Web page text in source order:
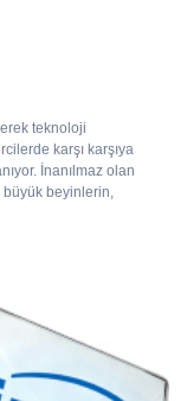
teknoloji
karşı karşıya
İnanılmaz olan
büyük beyinlerin,